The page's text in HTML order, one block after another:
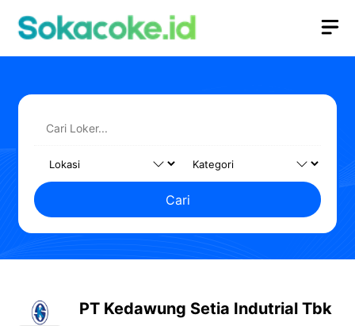
Cari
PT Kedawung Setia Indutrial Tbk